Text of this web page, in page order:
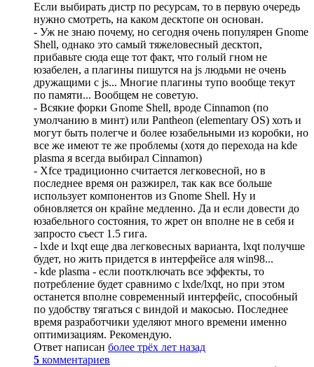
Если выбирать дистр по ресурсам, то в первую очередь
нужно смотреть, на каком десктопе он основан.
- Уж не знаю почему, но сегодня очень популярен Gnome
Shell, однако это самый тяжеловесный десктоп,
прибавьте сюда еще тот факт, что голый гном не
юзабелен, а плагины пишутся на js людьми не очень
дружащими с js... Многие плагины тупо вообще текут
по памяти... Вообщем не советую.
- Всякие форки Gnome Shell, вроде Cinnamon (по
умолчанию в минт) или Pantheon (elementary OS) хоть и
могут быть полегче и более юзабельными из коробки, но
все же имеют те же проблемы (хотя до перехода на kde
plasma я всегда выбирал Cinnamon)
- Xfce традиционно считается легковесной, но в
последнее время он разжирел, так как все больше
использует компонентов из Gnome Shell. Ну и
обновляется он крайне медленно. Да и если довести до
юзабельного состояния, то жрет он вполне не в себя и
запросто съест 1.5 гига.
- lxde и lxqt еще два легковесных варианта, lxqt получше
будет, но жить придется в интерфейсе аля win98...
- kde plasma - если поотключать все эффекты, то
потребление будет сравнимо с lxde/lxqt, но при этом
останется вполне современный интерфейс, способный
по удобству тягаться с виндой и макосью. Последнее
время разработчики уделяют много времени именно
оптимизациям. Рекомендую.
Ответ написан более трёх лет назад
5 комментариев